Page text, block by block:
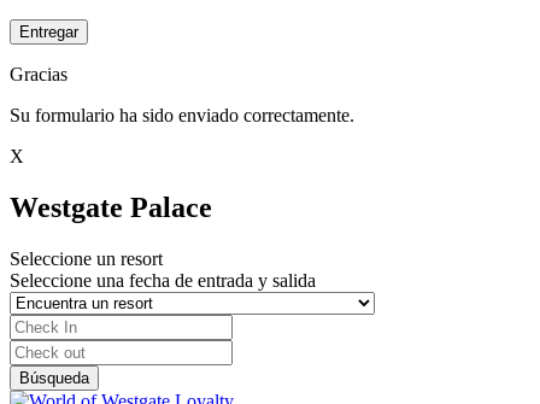
Entregar
Gracias
Su formulario ha sido enviado correctamente.
X
Westgate Palace
Seleccione un resort
Seleccione una fecha de entrada y salida